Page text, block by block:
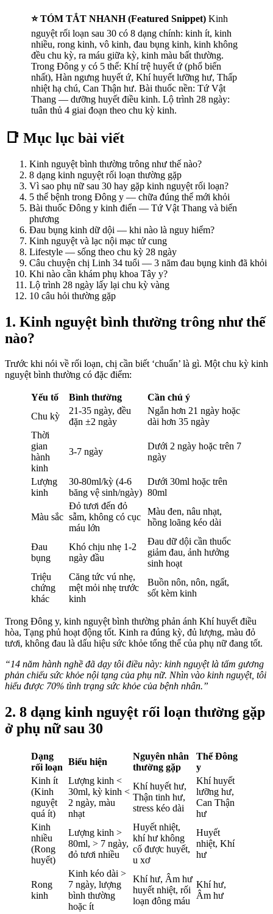
⭐ TÓM TẮT NHANH (Featured Snippet) Kinh
nguyệt rối loạn sau 30 có 8 dạng chính: kinh ít, kinh
nhiều, rong kinh, vô kinh, đau bụng kinh, kinh không
đều chu kỳ, ra máu giữa kỳ, kinh màu bất thường.
Trong Đông y có 5 thể: Khí trệ huyết ứ (phổ biến
nhất), Hàn ngưng huyết ứ, Khí huyết lưỡng hư, Thấp
nhiệt hạ chú, Can Thận hư. Bài thuốc nền: Tứ Vật
Thang — dưỡng huyết điều kinh. Lộ trình 28 ngày:
tuân thủ 4 giai đoạn theo chu kỳ kinh.
📑 Mục lục bài viết
Kinh nguyệt bình thường trông như thế nào?
8 dạng kinh nguyệt rối loạn thường gặp
Vì sao phụ nữ sau 30 hay gặp kinh nguyệt rối loạn?
5 thể bệnh trong Đông y — chữa đúng thể mới khỏi
Bài thuốc Đông y kinh điển — Tứ Vật Thang và biến
phương
Đau bụng kinh dữ dội — khi nào là nguy hiểm?
Kinh nguyệt và lạc nội mạc tử cung
Lifestyle — sống theo chu kỳ 28 ngày
Câu chuyện chị Linh 34 tuổi — 3 năm đau bụng kinh đã khỏi
Khi nào cần khám phụ khoa Tây y?
Lộ trình 28 ngày lấy lại chu kỳ vàng
10 câu hỏi thường gặp
1. Kinh nguyệt bình thường trông như thế
nào?
Trước khi nói về rối loạn, chị cần biết ‘chuẩn’ là gì. Một chu kỳ kinh
nguyệt bình thường có đặc điểm:
Yếu tố Bình thường
Cần chú ý
Chu kỳ
21-35 ngày, đều
đặn ±2 ngày
Ngắn hơn 21 ngày hoặc
dài hơn 35 ngày
Thời
gian
hành
kinh
3-7 ngày
Dưới 2 ngày hoặc trên 7
ngày
Lượng
kinh
30-80ml/kỳ (4-6
băng vệ sinh/ngày)
Dưới 30ml hoặc trên
80ml
Màu sắc
Đỏ tươi đến đỏ
sẫm, không có cục
máu lớn
Màu đen, nâu nhạt,
hồng loãng kéo dài
Đau
bụng
Khó chịu nhẹ 1-2
ngày đầu
Đau dữ dội cần thuốc
giảm đau, ảnh hưởng
sinh hoạt
Triệu
chứng
khác
Căng tức vú nhẹ,
mệt mỏi nhẹ trước
kinh
Buồn nôn, nôn, ngất,
sốt kèm kinh
Trong Đông y, kinh nguyệt bình thường phản ánh Khí huyết điều
hòa, Tạng phủ hoạt động tốt. Kinh ra đúng kỳ, đủ lượng, màu đỏ
tươi, không đau là dấu hiệu sức khỏe tổng thể của phụ nữ đang tốt.
“14 năm hành nghề đã dạy tôi điều này: kinh nguyệt là tấm gương
phản chiếu sức khỏe nội tạng của phụ nữ. Nhìn vào kinh nguyệt, tôi
hiểu được 70% tình trạng sức khỏe của bệnh nhân.”
2. 8 dạng kinh nguyệt rối loạn thường gặp
ở phụ nữ sau 30
Dạng
rối loạn
Biểu hiện
Nguyên nhân
thường gặp
Thể Đông
y
Kinh ít
(Kinh
nguyệt
quá ít)
Lượng kinh <
30ml, kỳ kinh <
2 ngày, màu
nhạt
Khí huyết hư,
Thận tinh hư,
stress kéo dài
Khí huyết
lưỡng hư,
Can Thận
hư
Kinh
nhiều
(Rong
huyết)
Lượng kinh >
80ml, > 7 ngày,
đỏ tươi nhiều
Huyết nhiệt,
khí hư không
cố được huyết,
u xơ
Huyết
nhiệt, Khí
hư
Rong
kinh
Kinh kéo dài >
7 ngày, lượng
bình thường
hoặc ít
Khí hư, Âm hư
huyết nhiệt, rối
loạn đông máu
Khí hư,
Âm hư